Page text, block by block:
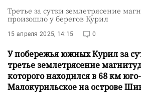
Третье за сутки землетрясение
произошло у берегов Курил
15 апреля 2025, 14:15 0
У побережья южных Курил за
третье землетрясение
которого находился в 68 км
Малокурильское на острове